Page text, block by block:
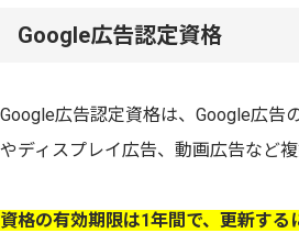
Google広告認定資格
Google広告認定資格は、Google広告
やディスプレイ広告、動画広告など
資格の有効期限は1年間で、更新す